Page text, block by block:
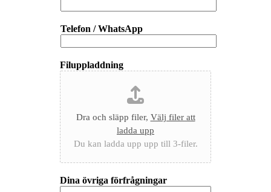
Telefon / WhatsApp
Filuppladdning
Dra och släpp filer, Välj filer att
ladda upp
Du kan ladda upp upp till 3-filer.
Dina övriga förfrågningar